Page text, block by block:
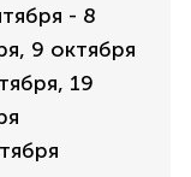
- 8
9 октября
19